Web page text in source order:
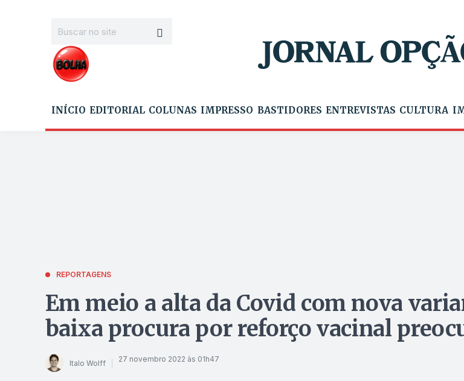
INÍCIO EDITORIAL COLUNAS IMPRESSO BASTIDORES ENTREVISTAS CULTURA
REPORTAGENS
Em meio a alta da Covid com nova
baixa procura por reforço vacinal
Italo Wolff 27 novembro 2022 às 01h47